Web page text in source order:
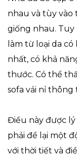
nhau và tùy vào
giống nhau.
làm từ loại da
nhất, có khả
thước. Có thể
sofa vải nỉ
Điều này được lý
phải để lại một
với thời tiết và